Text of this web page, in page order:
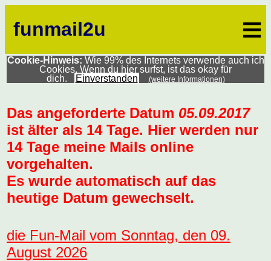
funmail2u ≡
Cookie-Hinweis: Wie 99% des Internets verwende auch ich
Cookies. Wenn du hier surfst, ist das okay für
dich.
Einverstanden (weitere Informationen)
Das angeforderte Datum 05.09.2017
ist älter als 14 Tage. Hier werden nur
14 Tage meine Mails online
vorgehalten.
Es wurde automatisch auf das
heutige Datum gewechselt.
die Fun-Mail vom Sonntag, den 09.
August 2026